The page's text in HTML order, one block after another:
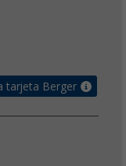
tarjeta Berger